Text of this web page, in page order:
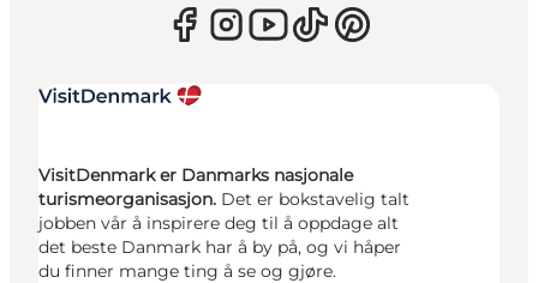
VisitDenmark er Danmarks nasjonale
turismeorganisasjon. Det er bokstavelig talt
jobben vår å inspirere deg til å oppdage alt
det beste Danmark har å by på, og vi håper
du finner mange ting å se og gjøre.